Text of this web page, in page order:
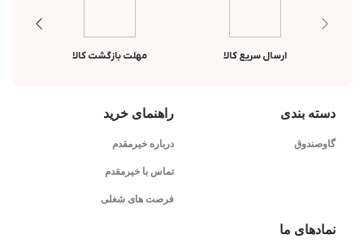
ارسال سریع کالا مهلت بازگشت کالا
دسته بندی
گاوصندوق
راهنمای خرید
درباره خیرمقدم
تماس با خیرمقدم
فرصت های شغلی
نمادهای ما